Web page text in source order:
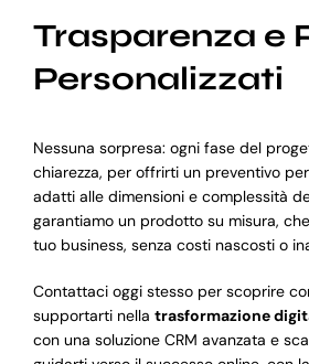
Trasparenza e
Personalizzati
Nessuna sorpresa: ogni fase del
chiarezza, per offrirti un preventivo
adatti alle dimensioni e complessità
garantiamo un prodotto su misura,
tuo business, senza costi nascosti o
Contattaci oggi stesso per scoprire
supportarti nella trasformazione
con una soluzione CRM avanzata e